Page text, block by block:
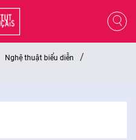
Nghệ thuật biểu diễn /